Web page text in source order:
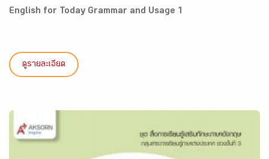
English for Today Grammar and Usage 1
ดูรายละเอียด